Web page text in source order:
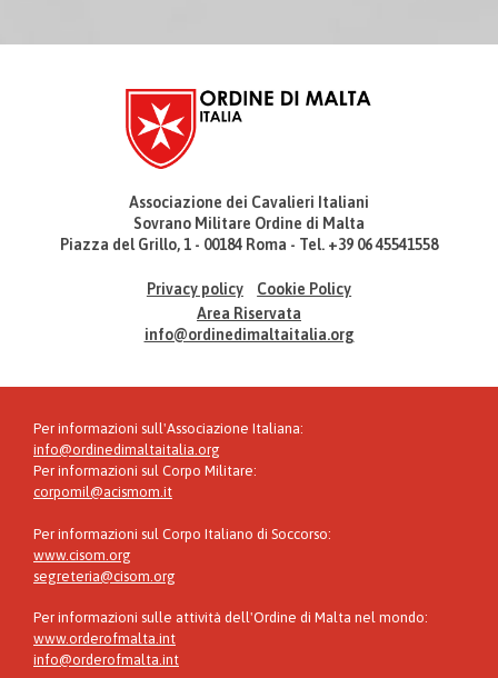
Associazione dei Cavalieri Italiani
Sovrano Militare Ordine di Malta
Piazza del Grillo, 1 - 00184 Roma - Tel. +39 06 45541558
Privacy policy
Cookie Policy
Area Riservata
info@ordinedimaltaitalia.org
Per informazioni sull'Associazione Italiana:
info@ordinedimaltaitalia.org
Per informazioni sul Corpo Militare:
corpomil@acismom.it
Per informazioni sul Corpo Italiano di Soccorso:
www.cisom.org
segreteria@cisom.org
Per informazioni sulle attività dell'Ordine di Malta nel mondo:
www.orderofmalta.int
info@orderofmalta.int